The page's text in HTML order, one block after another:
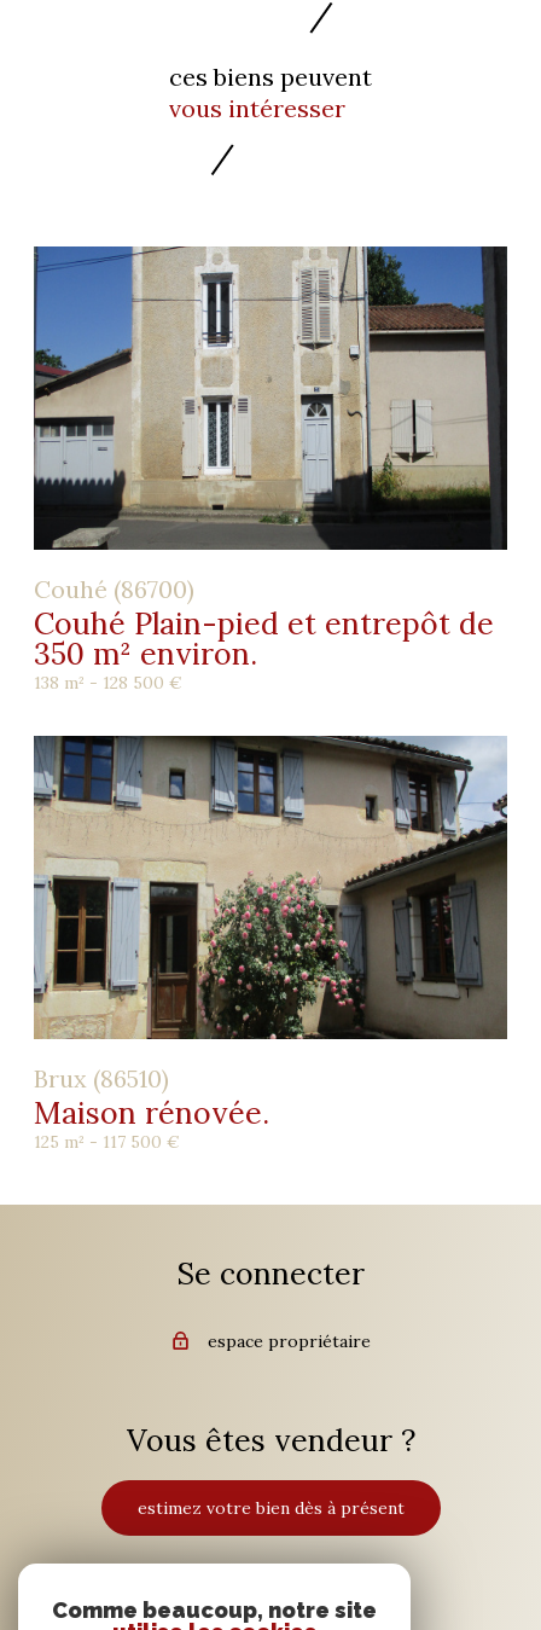
ces biens peuvent
vous intéresser
Couhé (86700)
Couhé Plain-pied et entrepôt de
350 m² environ.
138 m² - 128 500 €
Brux (86510)
Maison rénovée.
125 m² - 117 500 €
Se connecter
espace propriétaire
Vous êtes vendeur ?
estimez votre bien dès à présent
Adhérents
Comme beaucoup, notre site